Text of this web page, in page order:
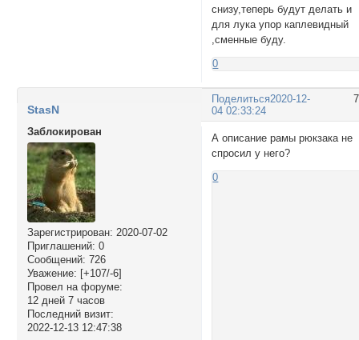
снизу,теперь будут делать и
для лука упор каплевидный
,сменные буду.
0
Поделиться2020-12-
04 02:33:24
StasN
Заблокирован
Зарегистрирован: 2020-07-02
Приглашений: 0
Сообщений: 726
Уважение: [+107/-6]
Провел на форуме:
12 дней 7 часов
Последний визит:
2022-12-13 12:47:38
А описание рамы рюкзака не
спросил у него?
0